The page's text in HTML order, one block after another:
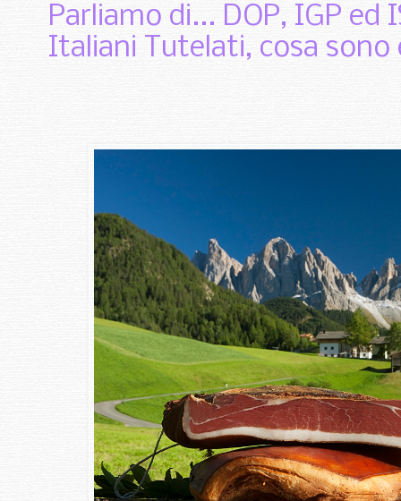
Parliamo di... DOP, IGP
Italiani Tutelati, cosa sono